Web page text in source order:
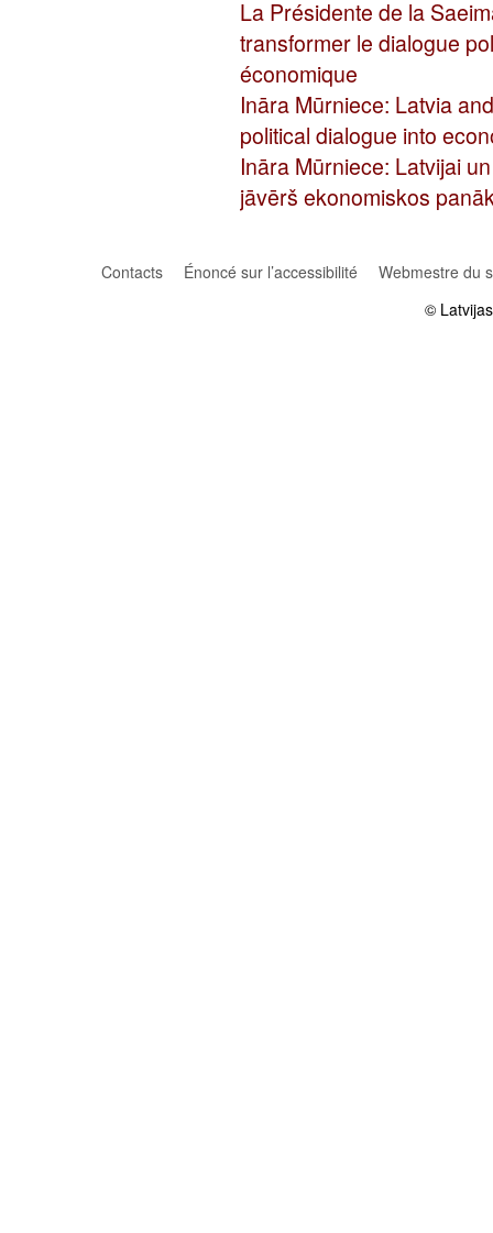
La Présidente de la
transformer le dialogue
économique
Ināra Mūrniece: Latvia
political dialogue into
Ināra Mūrniece: Latvijai
jāvērš ekonomiskos
Contacts Énoncé sur l’accessibilité
Webmestre du
©